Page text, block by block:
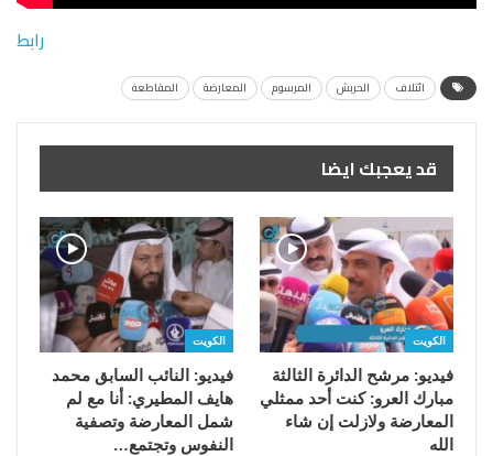
رابط
ائتلاف الحربش المرسوم المعارضة المقاطعة
قد يعجبك ايضا
الكويت
فيديو: مرشح الدائرة الثالثة
مبارك العرو: كنت أحد ممثلي
المعارضة ولازلت إن شاء
الله
الكويت
فيديو: النائب السابق محمد
هايف المطيري: أنا مع لم
شمل المعارضة وتصفية
النفوس وتجتمع…